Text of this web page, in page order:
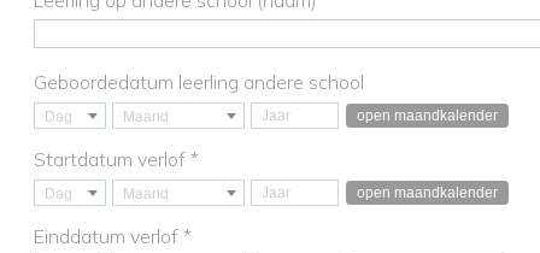
Geboordedatum leerling andere school
Dag Maand open maandkalender
Startdatum verlof *
Dag Maand open maandkalender
Einddatum verlof *